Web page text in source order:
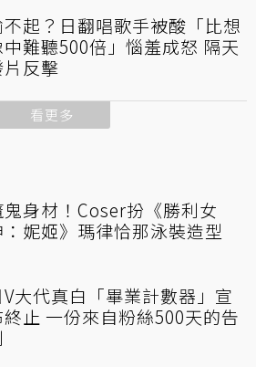
起？日翻唱歌手被酸「比想
難聽500倍」惱羞成怒 隔天
片反擊
看更多
鬼身材！Coser扮《勝利女
妮姬》瑪律恰那泳裝造型
V大代真白「畢業計數器」宣
終止 一份來自粉絲500天的告